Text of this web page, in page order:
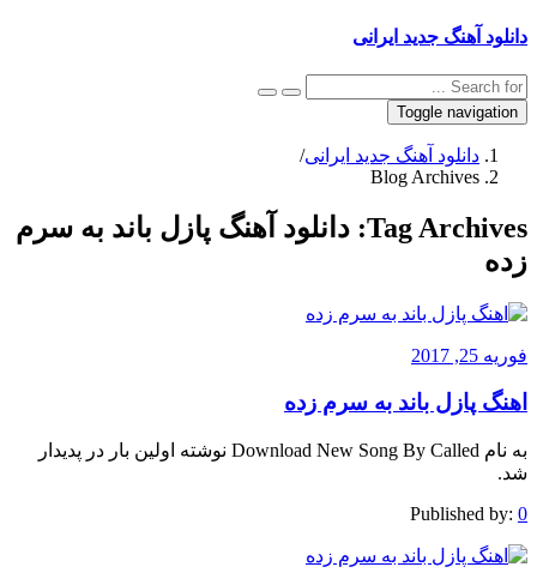
دانلود آهنگ جدید ایرانی
Toggle navigation
دانلود آهنگ جدید ایرانی/
Blog Archives
Tag Archives: دانلود آهنگ پازل باند به سرم
زده
فوریه 25, 2017
اهنگ پازل باند به سرم زده
به نام Download New Song By Called نوشته اولین بار در پدیدار
شد.
Published by: 0